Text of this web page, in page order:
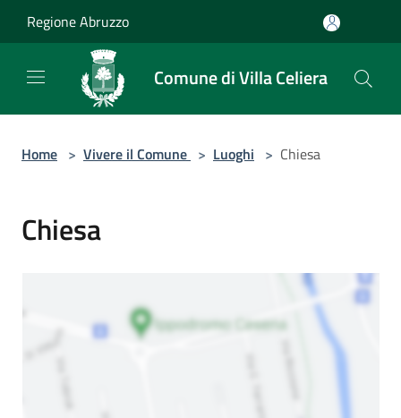
Regione Abruzzo
Comune di Villa Celiera
Home > Vivere il Comune > Luoghi > Chiesa
Chiesa